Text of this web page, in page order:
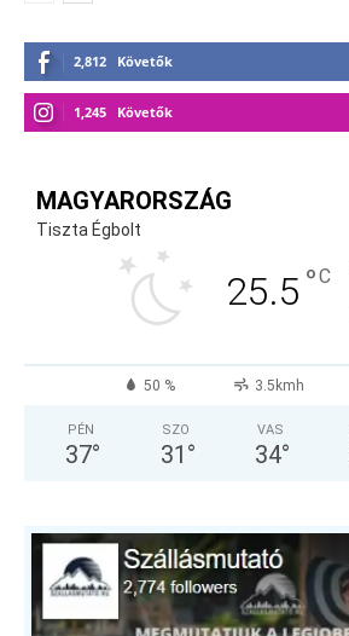
2,812 Követők
1,245 Követők
MAGYARORSZÁG
Tiszta Égbolt
25.5 °C
50 % 3.5kmh
PÉN
37°
SZO
31 °
VAS
34°